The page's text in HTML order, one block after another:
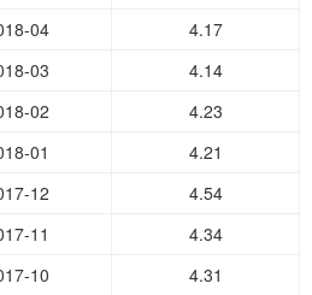
04
4.17
03
4.14
02
4.23
01
4.21
12
4.54
11
4.34
10
4.31